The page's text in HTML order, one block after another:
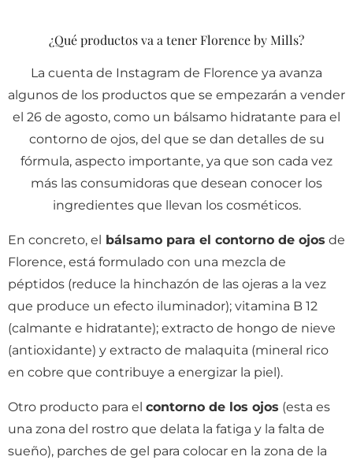
¿Qué productos va a tener Florence by Mills?
La cuenta de Instagram de Florence ya avanza
algunos de los productos que se empezarán a vender
el 26 de agosto, como un bálsamo hidratante para el
contorno de ojos, del que se dan detalles de su
fórmula, aspecto importante, ya que son cada vez
más las consumidoras que desean conocer los
ingredientes que llevan los cosméticos.
En concreto, el bálsamo para el contorno de ojos de
Florence, está formulado con una mezcla de
péptidos (reduce la hinchazón de las ojeras a la vez
que produce un efecto iluminador); vitamina B 12
(calmante e hidratante); extracto de hongo de nieve
(antioxidante) y extracto de malaquita (mineral rico
en cobre que contribuye a energizar la piel).
Otro producto para el contorno de los ojos (esta es
una zona del rostro que delata la fatiga y la falta de
sueño), parches de gel para colocar en la zona de la